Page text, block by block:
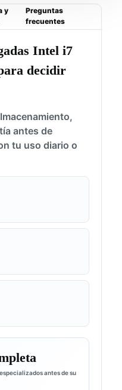
y
Preguntas
frecuentes
Intel i7
decidir
antes de
tu uso diario o
antes de su